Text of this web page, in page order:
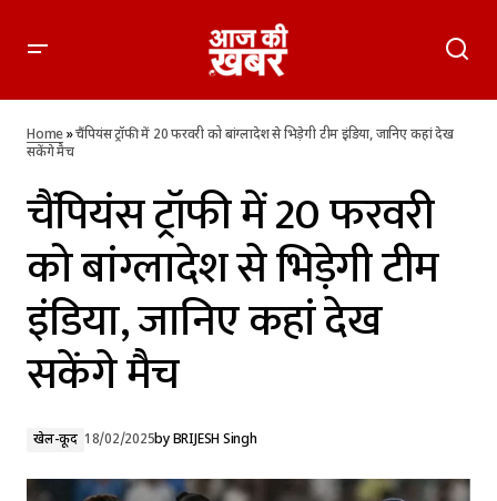
कहां देख सकेंगे मैच
Home»चैंपियंस ट्रॉफी में 20 फरवरी को बांग्लादेश से भिड़ेगी टीम इंडिया, जानिए कहां देख
सकेंगे मैच
चैंपियंस ट्रॉफी में 20 फरवरी
को बांग्लादेश से भिड़ेगी टीम
इंडिया, जानिए कहां देख
सकेंगे मैच
खेल-कूद 18/02/2025byBRIJESH Singh